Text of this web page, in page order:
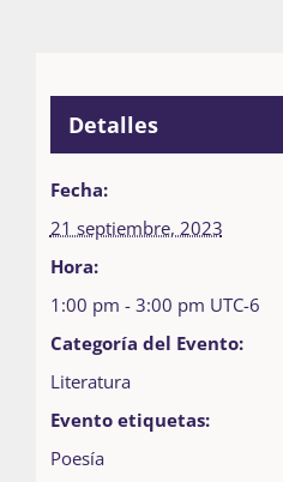
Detalles
Fecha:
21 septiembre, 2023
Hora:
1:00 pm - 3:00 pm UTC-6
Categoría del Evento:
Literatura
Evento etiquetas:
Poesía